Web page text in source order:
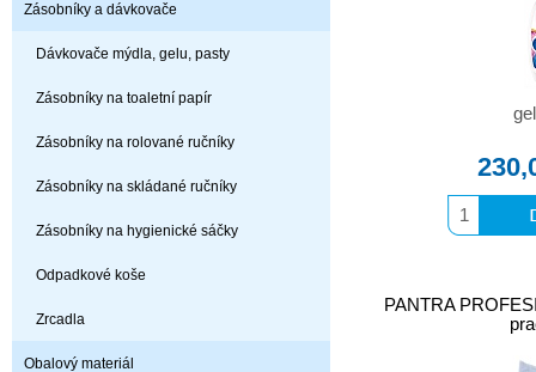
Zásobníky a dávkovače
Dávkovače mýdla, gelu, pasty
Zásobníky na toaletní papír
Zásobníky na rolované ručníky
Zásobníky na skládané ručníky
Zásobníky na hygienické sáčky
Odpadkové koše
Zrcadla
Obalový materiál
PANTRA